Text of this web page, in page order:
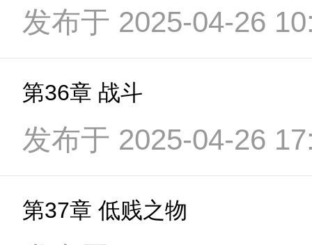
发布于 2025-04-26
第36章 战斗
发布于 2025-04-26
第37章 低贱之物